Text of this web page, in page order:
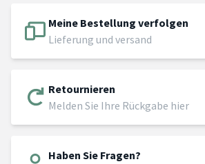
Meine Bestellung verfolgen
Lieferung und versand
Retournieren
Melden Sie Ihre Rückgabe hier
Haben Sie Fragen?